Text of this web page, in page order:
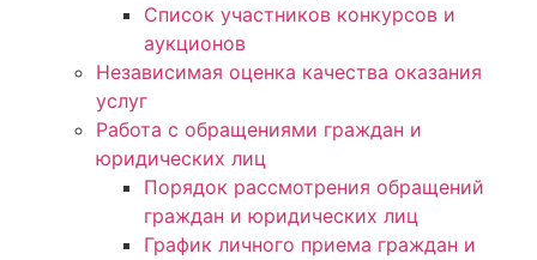
Список участников конкурсов и
аукционов
Независимая оценка качества оказания
услуг
Работа с обращениями граждан и
юридических лиц
Порядок рассмотрения обращений
граждан и юридических лиц
График личного приема граждан и